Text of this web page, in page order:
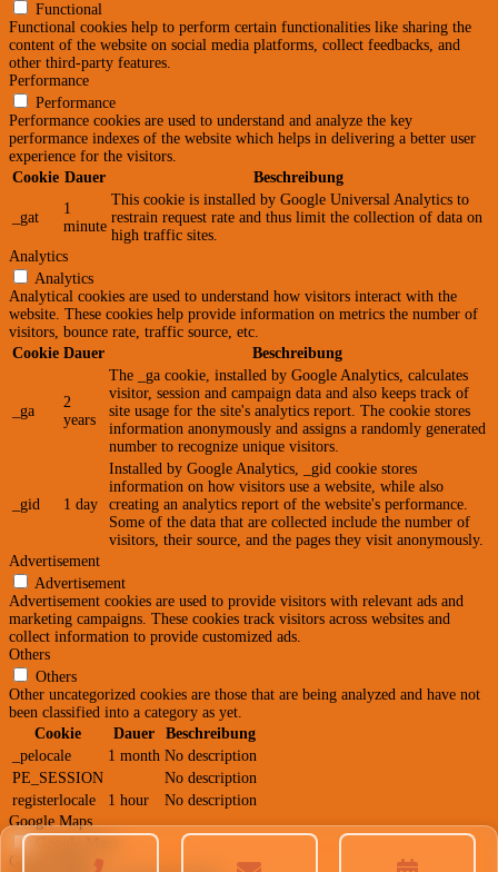
Functional
Functional cookies help to perform certain functionalities like sharing the
content of the website on social media platforms, collect feedbacks, and
other third-party features.
Performance
Performance
Performance cookies are used to understand and analyze the key
performance indexes of the website which helps in delivering a better user
experience for the visitors.
Cookie Dauer Beschreibung
_gat
1
minute
This cookie is installed by Google Universal Analytics to
restrain request rate and thus limit the collection of data on
high traffic sites.
Analytics
Analytics
Analytical cookies are used to understand how visitors interact with the
website. These cookies help provide information on metrics the number of
visitors, bounce rate, traffic source, etc.
Cookie Dauer Beschreibung
_ga
2
years
The _ga cookie, installed by Google Analytics, calculates
visitor, session and campaign data and also keeps track of
site usage for the site's analytics report. The cookie stores
information anonymously and assigns a randomly generated
number to recognize unique visitors.
_gid 1 day
Installed by Google Analytics, _gid cookie stores
information on how visitors use a website, while also
creating an analytics report of the website's performance.
Some of the data that are collected include the number of
visitors, their source, and the pages they visit anonymously.
Advertisement
Advertisement
Advertisement cookies are used to provide visitors with relevant ads and
marketing campaigns. These cookies track visitors across websites and
collect information to provide customized ads.
Others
Others
Other uncategorized cookies are those that are being analyzed and have not
been classified into a category as yet.
Cookie
Dauer
Beschreibung
_pelocale
1 month No description
PE_SESSION
No description
registerlocale
1 hour
No description
Google Maps
Google Maps